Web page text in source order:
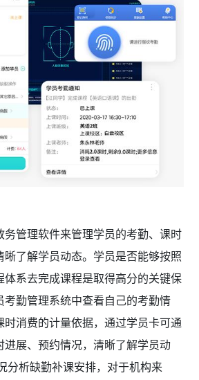
管理软件来管理学员的考勤、课时
了解学员动态。学员是否能够按照
系去完成课程是取得高分的关键保
考勤管理系统中查看自己的考勤情
消费的计量依据，通过学员卡可通
进展、预约情况，清晰了解学员动
分析缺勤补课安排，对于机构来